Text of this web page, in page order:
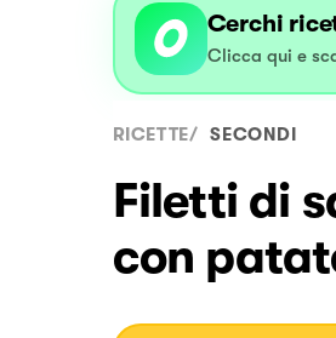
Cerchi
Clicca qui e
RICETTE/ SECONDI
Filetti di
con